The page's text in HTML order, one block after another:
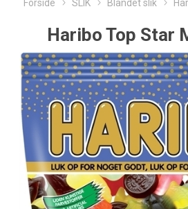
Forside SLIK Blandet slik
Haribo Top Star